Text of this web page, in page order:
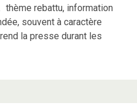
thème rebattu, information
souvent à caractère
la presse durant les